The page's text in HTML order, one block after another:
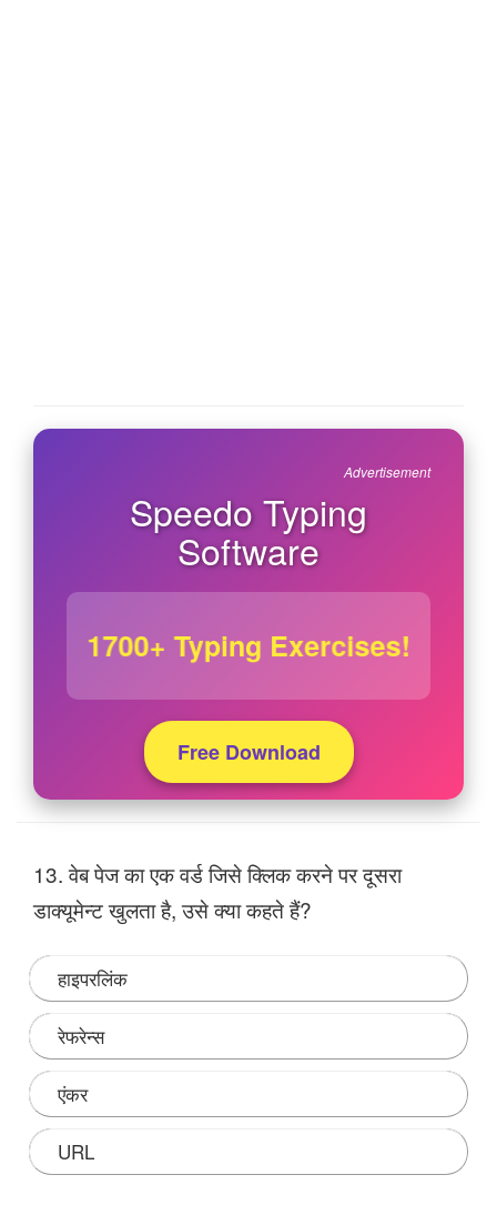
Advertisement
Speedo Typing
Software
1700+ Typing Exercises!
Free Download
13. वेब पेज का एक वर्ड जिसे क्लिक करने पर दूसरा
डाक्यूमेन्ट खुलता है, उसे क्या कहते हैं?
हाइपरलिंक
रेफरेन्स
एंकर
URL